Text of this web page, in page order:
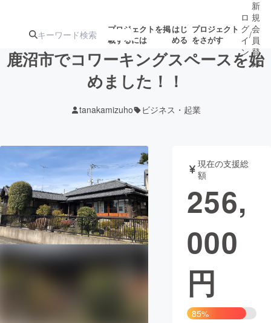
プロジェクトを掲
載するには
はじ
める
プロジェクト
をさがす
ターン
ジェクト
募集終了が近いプ
ロジェクト
アート・写真 音楽
テクノロジー・ガジェット ゲーム・サ
映像・映画
ビジネス・起業
ロ
グ
イ
ン
/
新
規
会
員
登
録
鹿沼市でコワーキングスペースを始
めました！！
tanakamizuho ビジネス・起業
現在の支援総
額
256,
000
円
85%